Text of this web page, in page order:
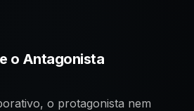
o Antagonista
o protagonista nem